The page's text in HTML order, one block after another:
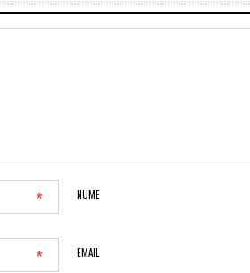
NUME
*
EMAIL
*